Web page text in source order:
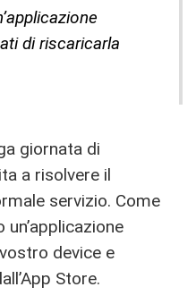
di riscaricarla
giornata di
a risolvere il
servizio. Come
device e
Store.